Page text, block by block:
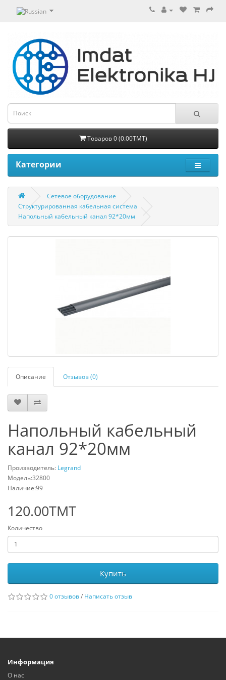
Товаров 0 (0.00TMT)
Категории
Сетевое оборудование
Структурированная кабельная система
Напольный кабельный канал 92*20мм
Описание Отзывов (0)
Напольный кабельный
канал 92*20мм
Производитель: Legrand
Модель:32800
Наличие:99
120.00TMT
Количество
Купить
0 отзывов/ Написать отзыв
Информация
О нас